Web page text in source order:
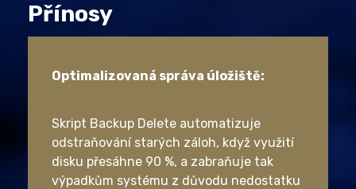
Přínosy
Optimalizovaná správa úložiště:
Skript Backup Delete automatizuje
odstraňování starých záloh, když využití
disku přesáhne 90 %, a zabraňuje tak
výpadkům systému z důvodu nedostatku